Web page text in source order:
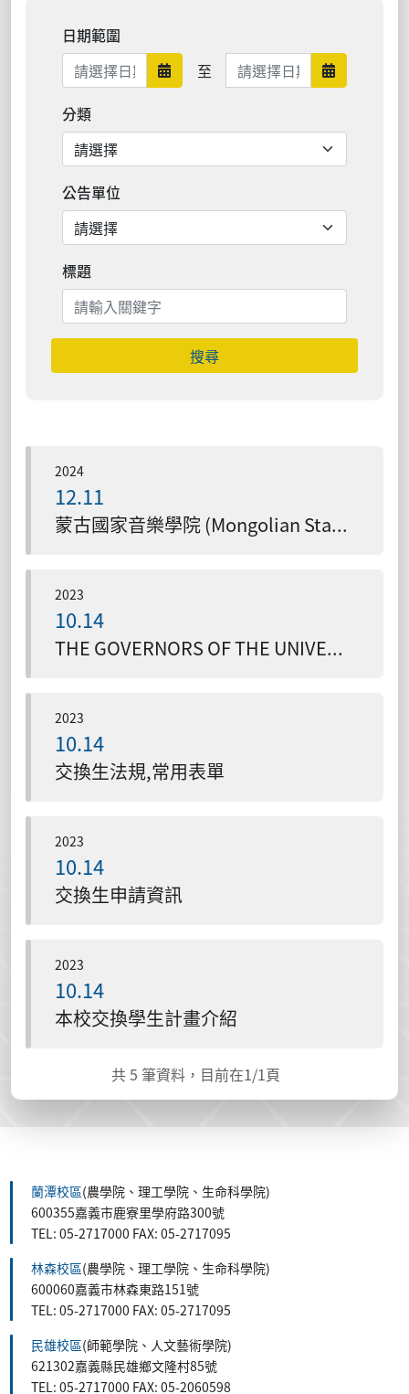
日期範圍
日期範圍開始
至 日期範圍結束 日期範圍
分類
公告單位
標題
搜尋
2024
12.11
蒙古國家音樂學院 (Mongolian State Conservatory)與本校簽署MOU
2023
10.14
THE GOVERNORS OF THE UNIVERSITY OF LETHBRIDGE(Canada)與本校所簽署的姊妹校與交換生MOU
2023
10.14
交換生法規,常用表單
2023
10.14
交換生申請資訊
2023
10.14
本校交換學生計畫介紹
共5 筆資料，目前在1/1頁
蘭潭校區(農學院、理工學院、生命科學院)
600355嘉義市鹿寮里學府路300號
TEL: 05-2717000 FAX: 05-2717095
林森校區(農學院、理工學院、生命科學院)
600060嘉義市林森東路151號
TEL: 05-2717000 FAX: 05-2717095
民雄校區(師範學院、人文藝術學院)
621302嘉義縣民雄鄉文隆村85號
TEL: 05-2717000 FAX: 05-2060598